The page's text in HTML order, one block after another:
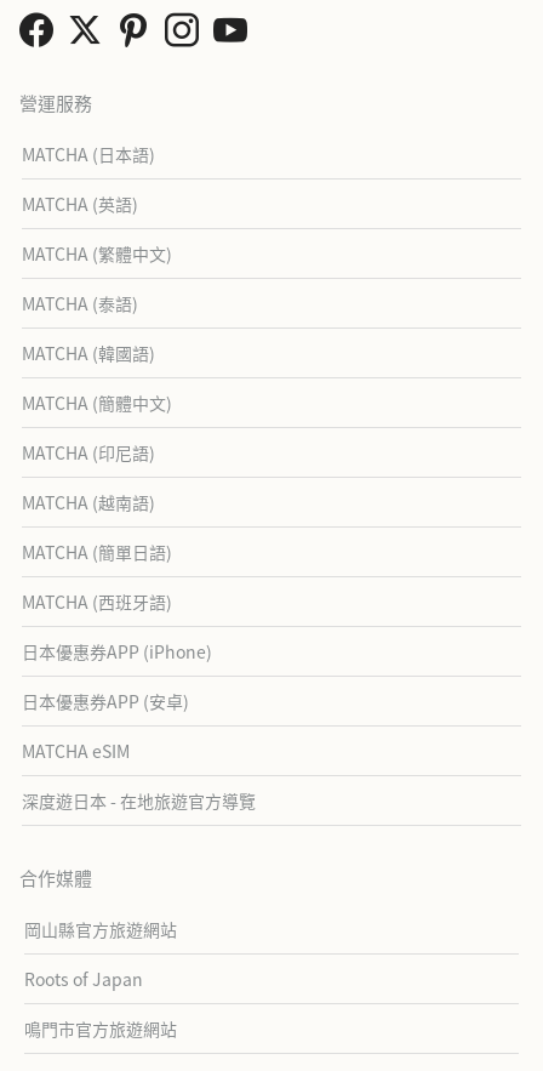
營運服務
MATCHA (日本語)
MATCHA (英語)
MATCHA (繁體中文)
MATCHA (泰語)
MATCHA (韓國語)
MATCHA (簡體中文)
MATCHA (印尼語)
MATCHA (越南語)
MATCHA (簡單日語)
MATCHA (西班牙語)
日本優惠券APP (iPhone)
日本優惠券APP (安卓)
MATCHA eSIM
深度遊日本 - 在地旅遊官方導覽
合作媒體
岡山縣官方旅遊網站
Roots of Japan
鳴門市官方旅遊網站